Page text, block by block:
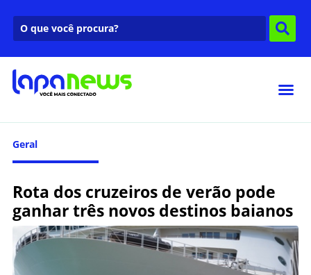
Geral
Rota dos cruzeiros de verão pode
ganhar três novos destinos baianos